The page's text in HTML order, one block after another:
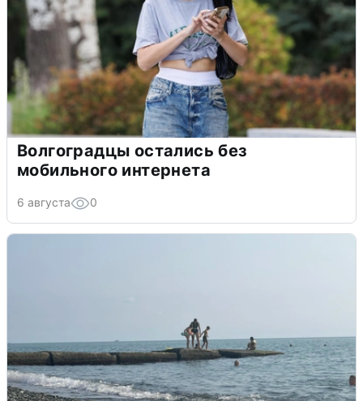
Волгоградцы остались без
мобильного интернета
6 августа 0